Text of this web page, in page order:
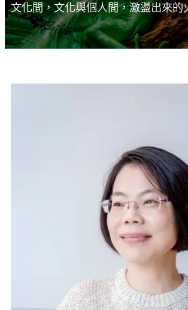
文化間，文化與個人間，激盪出來的